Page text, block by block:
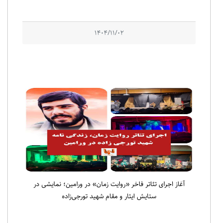
1404/11/02
آغاز اجرای تئاتر فاخر «روایت زمان» در ورامین؛ نمایشی در
ستایش ایثار و مقام شهید تورجی‌زاده